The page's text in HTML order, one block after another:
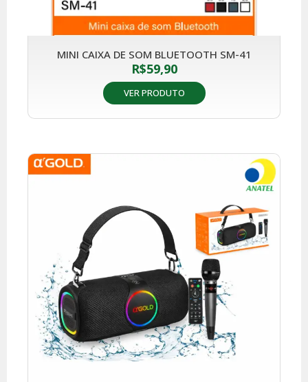
MINI CAIXA DE SOM BLUETOOTH SM-41
R$59,90
VER PRODUTO